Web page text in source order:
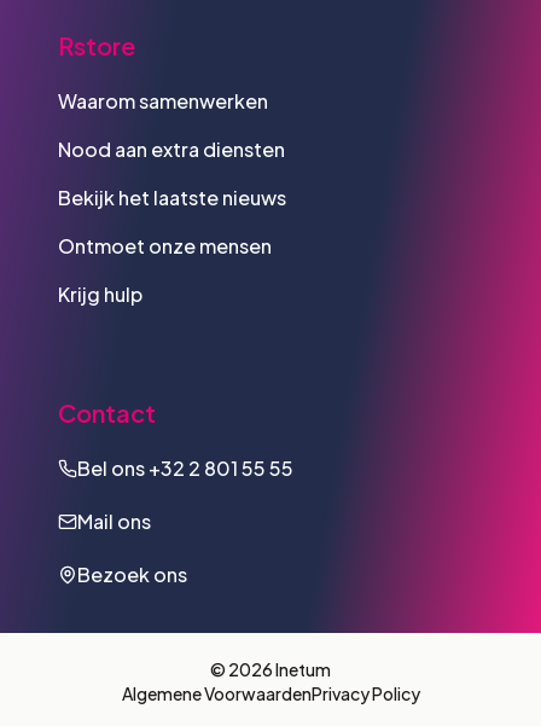
Rstore
Waarom samenwerken
Nood aan extra diensten
Bekijk het laatste nieuws
Ontmoet onze mensen
Krijg hulp
Contact
Bel ons+32 2 801 55 55
Mail ons
Bezoek ons
© 2026 Inetum
Algemene VoorwaardenPrivacy Policy